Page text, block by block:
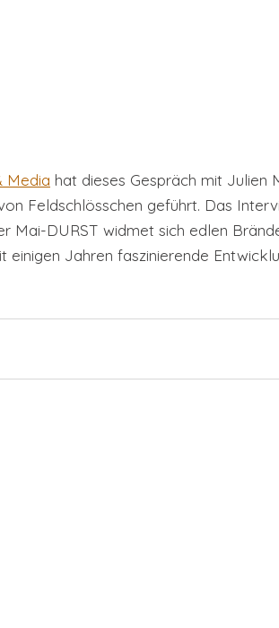
Media hat dieses Gespräch mit Julien
Feldschlösschen geführt. Das
Mai-DURST widmet sich edlen
einigen Jahren faszinierende